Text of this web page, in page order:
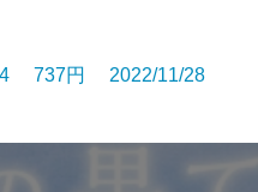
4 737円 2022/11/28